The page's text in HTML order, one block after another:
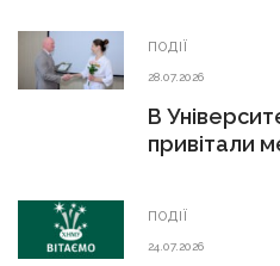
ПОДІЇ
28.07.2026
В
привітали
ПОДІЇ
24.07.2026